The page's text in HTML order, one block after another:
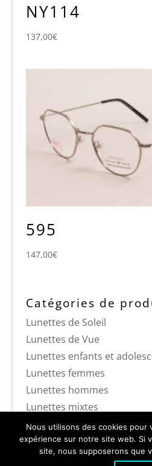
NY114
137,00€
595
147,00€
Catégories de
Lunettes de Soleil
Lunettes de Vue
Lunettes enfants et
Lunettes femmes
Lunettes hommes
Lunettes mixtes
Optique Coilliot 14, rue
Nous utilisons des cookies pour
expérience sur notre site web. Si
site, nous supposerons que